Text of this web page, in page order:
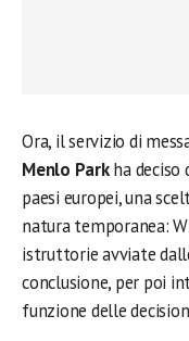
Ora, il servizio di
Menlo Parkha deciso
paesi europei, una
natura temporanea:
istruttorie avviate
conclusione, per poi
funzione delle